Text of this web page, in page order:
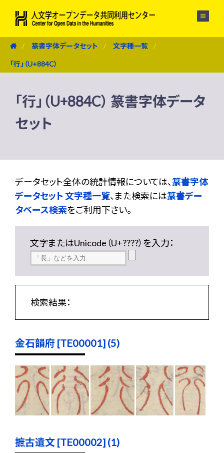
篆書字体データセット 文字種一覧
「行」（U+884C）
「行」（U+884C） 篆書字体データ
セット
データセット全体の統計情報については、篆書字体
データセット 文字種一覧、また検索には篆書デー
タベース検索をご利用下さい。
文字またはUnicode（U+????）を入力：
検索結果：
金石韻府 [TE00001] (5)
摭古遺文 [TE00002] (1)